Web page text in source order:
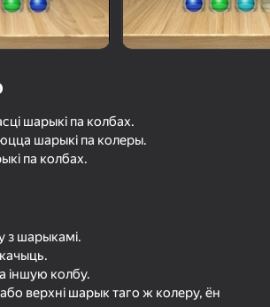
ГУЛЯЦЬ
Water Match: ASMR Водная Сортировка
Быстрый и Толстый
шарыкі па колбах.
шарыкі па колеры.
па колбах.
з шарыкамі.
іншую колбу.
верхні шарык таго ж колеру, ён